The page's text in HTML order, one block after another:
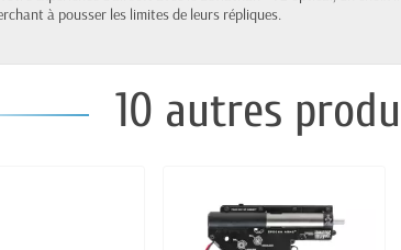
à pousser les limites de leurs répliques.
10 autres